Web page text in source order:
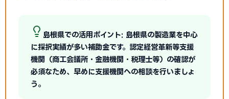
島根県での活用ポイント: 島根県の製造業を中心
に採択実績が多い補助金です。認定経営革新等支援
機関（商工会議所・金融機関・税理士等）の確認が
必須なため、早めに支援機関への相談を行いましょ
う。